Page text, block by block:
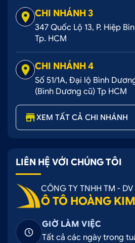
CHI NHÁNH 3
347 Quốc Lộ 13, P. Hiệp
Tp. HCM
CHI NHÁNH 4
Số 51/1A, Đại lộ Bình
(Bình Dương cũ) Tp HCM
XEM TẤT CẢ CHI NHÁNH
LIÊN HỆ VỚI CHÚNG TÔI
CÔNG TY TNHH TM - DV
Ô TÔ HOÀNG KIM
GIỜ LÀM VIỆC
Tất cả các ngày trong